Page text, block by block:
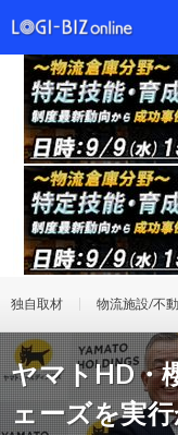
独自取材 物流施設/不
ヤマトHD・
ェーズを実